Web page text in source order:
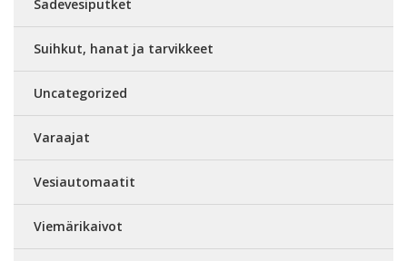
Sadevesiputket
Suihkut, hanat ja tarvikkeet
Uncategorized
Varaajat
Vesiautomaatit
Viemärikaivot